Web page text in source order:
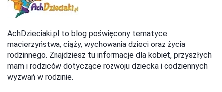
AchDzieciaki.pl to blog poświęcony tematyce
macierzyństwa, ciąży, wychowania dzieci oraz życia
rodzinnego. Znajdziesz tu informacje dla kobiet, przyszłych
mam i rodziców dotyczące rozwoju dziecka i codziennych
wyzwań w rodzinie.